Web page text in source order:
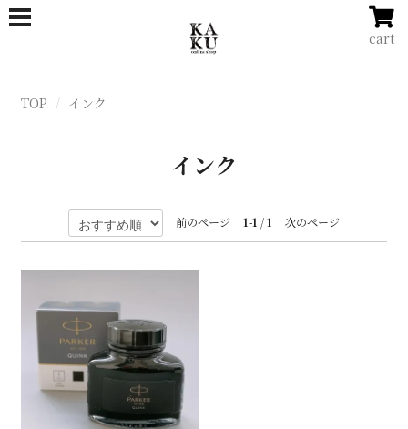
cart
TOP インク
インク
前のページ 1-1 /1 次のページ